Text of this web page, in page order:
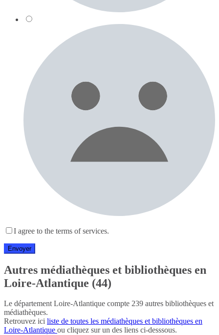
I agree to the terms of services.
Autres médiathèques et bibliothèques en
Loire-Atlantique (44)
Le département Loire-Atlantique compte 239 autres bibliothèques et
médiathèques.
Retrouvez ici liste de toutes les médiathèques et bibliothèques en
Loire-Atlantique ou cliquez sur un des liens ci-desssous.